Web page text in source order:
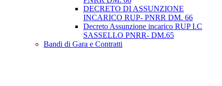
DECRETO DI ASSUNZIONE
INCARICO RUP- PNRR DM. 66
Decreto Assunzione incarico RUP I.C
SASSELLO PNRR- DM.65
Bandi di Gara e Contratti